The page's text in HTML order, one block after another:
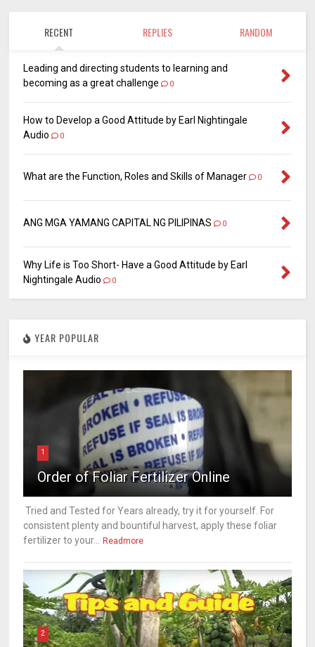
RECENT REPLIES RANDOM
Leading and directing students to learning and
becoming as a great challenge
0
How to Develop a Good Attitude by Earl Nightingale
Audio
0
What are the Function, Roles and Skills of Manager 0
ANG MGA YAMANG CAPITAL NG PILIPINAS 0
Why Life is Too Short- Have a Good Attitude by Earl
Nightingale Audio
0
YEAR POPULAR
1
Order of Foliar Fertilizer Online
Tried and Tested for Years already, try it for yourself. For
consistent plenty and bountiful harvest, apply these foliar
fertilizer to your...
Readmore
2